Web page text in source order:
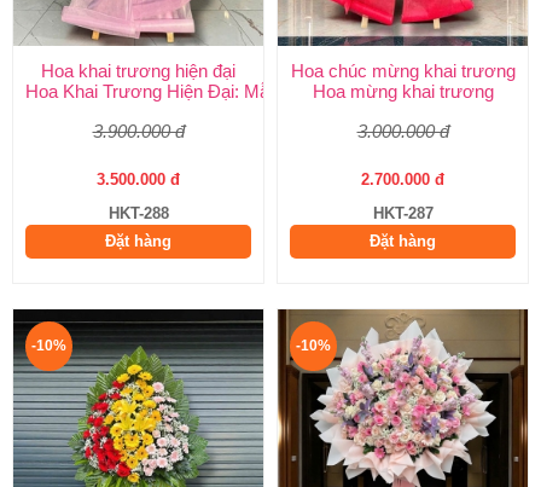
Hoa khai trương hiện đại
Hoa Khai Trương Hiện Đại: Mẫu Đẹp, Sang Trọng & Giao Nhanh
3.900.000 đ
3.500.000 đ
HKT-288
Đặt hàng
Hoa chúc mừng khai trương
Hoa mừng khai trương
3.000.000 đ
2.700.000 đ
HKT-287
Đặt hàng
-10% -10%